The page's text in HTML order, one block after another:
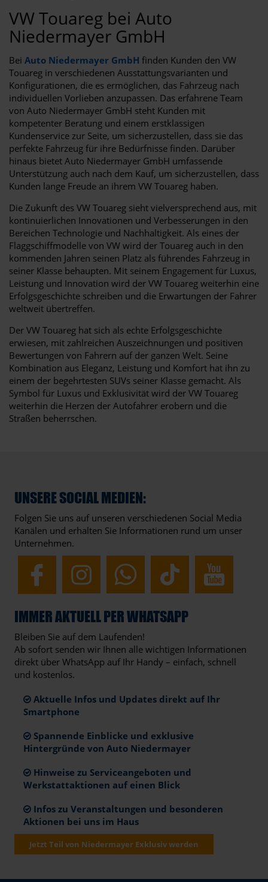
VW Touareg bei Auto
Niedermayer GmbH
Bei Auto Niedermayer GmbH finden Kunden den VW
Touareg in verschiedenen Ausstattungsvarianten und
Konfigurationen, die es ermöglichen, das Fahrzeug nach
individuellen Vorlieben anzupassen. Das erfahrene Team
von Auto Niedermayer GmbH steht Kunden mit
kompetenter Beratung und einem erstklassigen
Kundenservice zur Seite, um sicherzustellen, dass sie das
perfekte Fahrzeug für ihre Bedürfnisse finden. Darüber
hinaus bietet Auto Niedermayer GmbH umfassende
Unterstützung auch nach dem Kauf, um sicherzustellen, dass
Kunden lange Freude an ihrem VW Touareg haben.
Die Zukunft des VW Touareg sieht vielversprechend aus, mit
kontinuierlichen Innovationen und Verbesserungen in den
Bereichen Technologie und Nachhaltigkeit. Als eines der
Flaggschiffmodelle von VW wird der Touareg auch in den
kommenden Jahren seinen Platz als führendes Fahrzeug in
seiner Klasse behaupten. Mit seinem Engagement für Luxus,
Leistung und Innovation wird der VW Touareg weiterhin eine
Erfolgsgeschichte schreiben und die Erwartungen der Fahrer
weltweit übertreffen.
Der VW Touareg hat sich als echte Erfolgsgeschichte
erwiesen, mit zahlreichen Auszeichnungen und positiven
Bewertungen von Fahrern auf der ganzen Welt. Seine
Kombination aus Eleganz, Leistung und Komfort hat ihn zu
einem der begehrtesten SUVs seiner Klasse gemacht. Als
Symbol für Luxus und Exklusivität wird der VW Touareg
weiterhin die Herzen der Autofahrer erobern und die
Straßen beherrschen.
UNSERE SOCIAL MEDIEN:
Folgen Sie uns auf unseren verschiedenen Social Media
Kanälen und erhalten Sie Informationen rund um unser
Unternehmen.
IMMER AKTUELL PER WHATSAPP
Bleiben Sie auf dem Laufenden!
Ab sofort senden wir Ihnen alle wichtigen Informationen
direkt über WhatsApp auf Ihr Handy – einfach, schnell
und kostenlos.
Aktuelle Infos und Updates direkt auf Ihr
Smartphone
Spannende Einblicke und exklusive
Hintergründe von Auto Niedermayer
Hinweise zu Serviceangeboten und
Werkstattaktionen auf einen Blick
Infos zu Veranstaltungen und besonderen
Aktionen bei uns im Haus
Jetzt Teil von Niedermayer Exklusiv werden